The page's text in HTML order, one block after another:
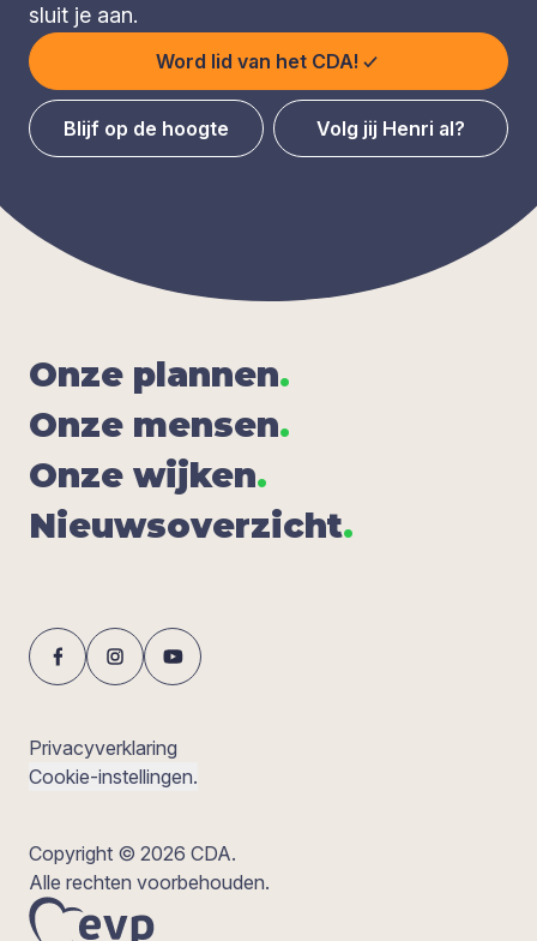
sluit je aan.
Word lid van het CDA!
Blijf op de hoogte Volg jij Henri al?
Onze plan­nen.
Onze men­sen.
Onze wij­ken.
Nieuws­over­zicht.
Privacyverklaring
Cookie-instellingen.
Copyright © 2026 CDA.
Alle rechten voorbehouden.